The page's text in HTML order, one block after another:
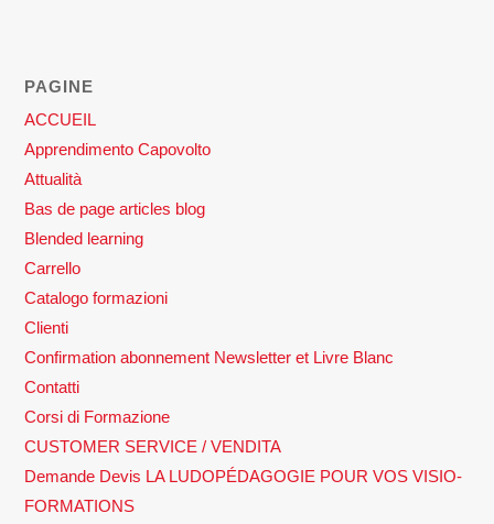
PAGINE
ACCUEIL
Apprendimento Capovolto
Attualità
Bas de page articles blog
Blended learning
Carrello
Catalogo formazioni
Clienti
Confirmation abonnement Newsletter et Livre Blanc
Contatti
Corsi di Formazione
CUSTOMER SERVICE / VENDITA
Demande Devis LA LUDOPÉDAGOGIE POUR VOS VISIO-
FORMATIONS